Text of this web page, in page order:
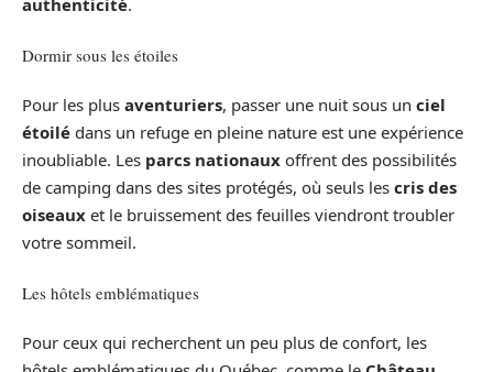
authenticité.
Dormir sous les étoiles
Pour les plus aventuriers, passer une nuit sous un ciel
étoilé dans un refuge en pleine nature est une expérience
inoubliable. Les parcs nationaux offrent des possibilités
de camping dans des sites protégés, où seuls les cris des
oiseaux et le bruissement des feuilles viendront troubler
votre sommeil.
Les hôtels emblématiques
Pour ceux qui recherchent un peu plus de confort, les